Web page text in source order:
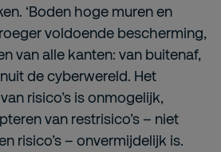
‘Boden hoge muren en
voldoende bescherming,
van alle kanten: van buitenaf,
de cyberwereld. Het
risico’s is onmogelijk,
van restrisico’s – niet
risico’s – onvermijdelijk is.